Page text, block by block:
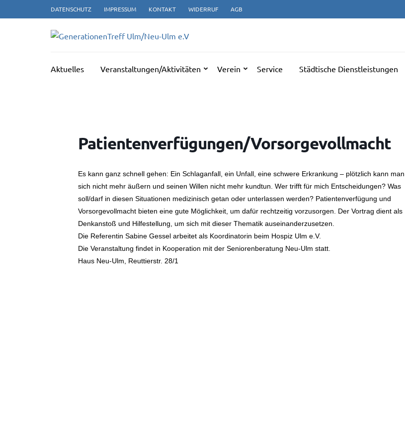
Inhalt
DATENSCHUTZ IMPRESSUM KONTAKT WIDERRUF AGB
Aktuelles Veranstaltungen/Aktivitäten Verein Service Städtische Dienstleistungen
Patientenverfügungen/Vorsorgevollmacht
Es kann ganz schnell gehen: Ein Schlaganfall, ein Unfall, eine schwere Erkrankung – plötzlich kann man
sich nicht mehr äußern und seinen Willen nicht mehr kundtun. Wer trifft für mich Entscheidungen? Was
soll/darf in diesen Situationen medizinisch getan oder unterlassen werden? Patientenverfügung und
Vorsorgevollmacht bieten eine gute Möglichkeit, um dafür rechtzeitig vorzusorgen. Der Vortrag dient als
Denkanstoß und Hilfestellung, um sich mit dieser Thematik auseinanderzusetzen.
Die Referentin Sabine Gessel arbeitet als Koordinatorin beim Hospiz Ulm e.V.
Die Veranstaltung findet in Kooperation mit der Seniorenberatung Neu-Ulm statt.
Haus Neu-Ulm, Reuttierstr. 28/1